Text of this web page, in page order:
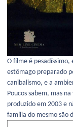
O filme é pesadíssimo,
estômago preparado
canibalismo, e a
Poucos sabem, mas
produzido em 2003 e
família do mesmo são